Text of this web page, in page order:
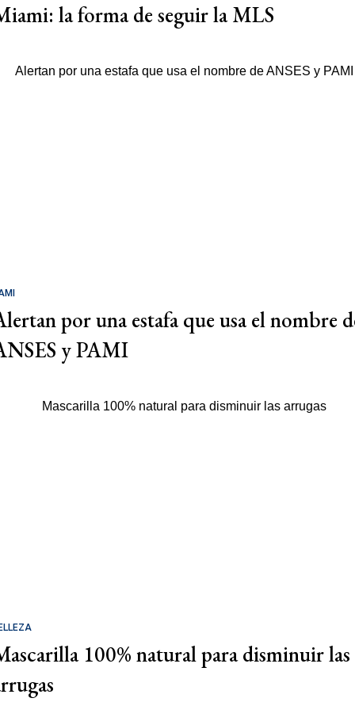
la forma de seguir la MLS
por una estafa que usa el nombre
y PAMI
100% natural para disminuir las